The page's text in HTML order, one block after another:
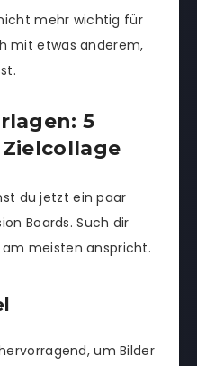
mehr wichtig für
mit etwas anderem,
5
du jetzt ein paar
Boards. Such dir
meisten anspricht.
um Bilder